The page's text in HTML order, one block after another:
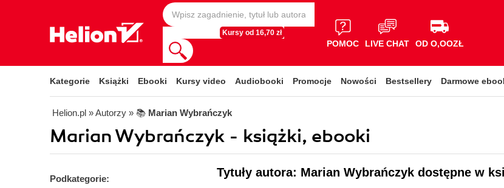
Kursy od 16,70 zł
POMOC LIVE CHAT OD O,OOZŁ
Kategorie Książki Ebooki Kursy video Audiobooki Promocje Nowości Bestsellery Darmowe
Helion.pl » Autorzy » 📚 Marian Wybrańczyk
Marian Wybrańczyk - książki, ebooki
Podkategorie:
Tytuły autora: Marian Wybrańczyk dostępne w